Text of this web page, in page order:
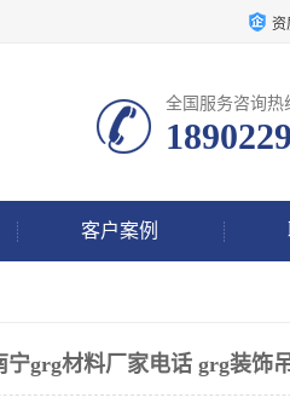
资
全国服务咨询热
客户案例
grg材料厂家电话 grg装饰